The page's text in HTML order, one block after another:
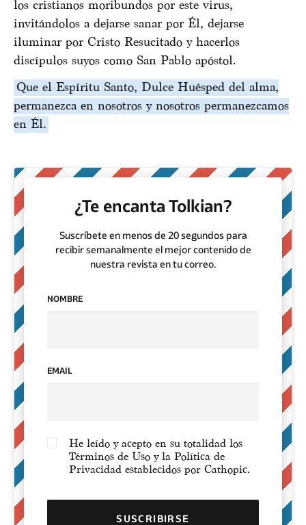
los cristianos moribundos por este virus,
invitándolos a dejarse sanar por Él, dejarse
iluminar por Cristo Resucitado y hacerlos
discípulos suyos como San Pablo apóstol.
Que el Espíritu Santo, Dulce Huésped del alma,
permanezca en nosotros y nosotros permanezcamos
en Él.
¿Te encanta Tolkian?
Suscríbete en menos de 20 segundos para
recibir semanalmente el mejor contenido de
nuestra revista en tu correo.
NOMBRE
EMAIL
He leído y acepto en su totalidad los
Términos de Uso y la Política de
Privacidad establecidos por Cathopic.